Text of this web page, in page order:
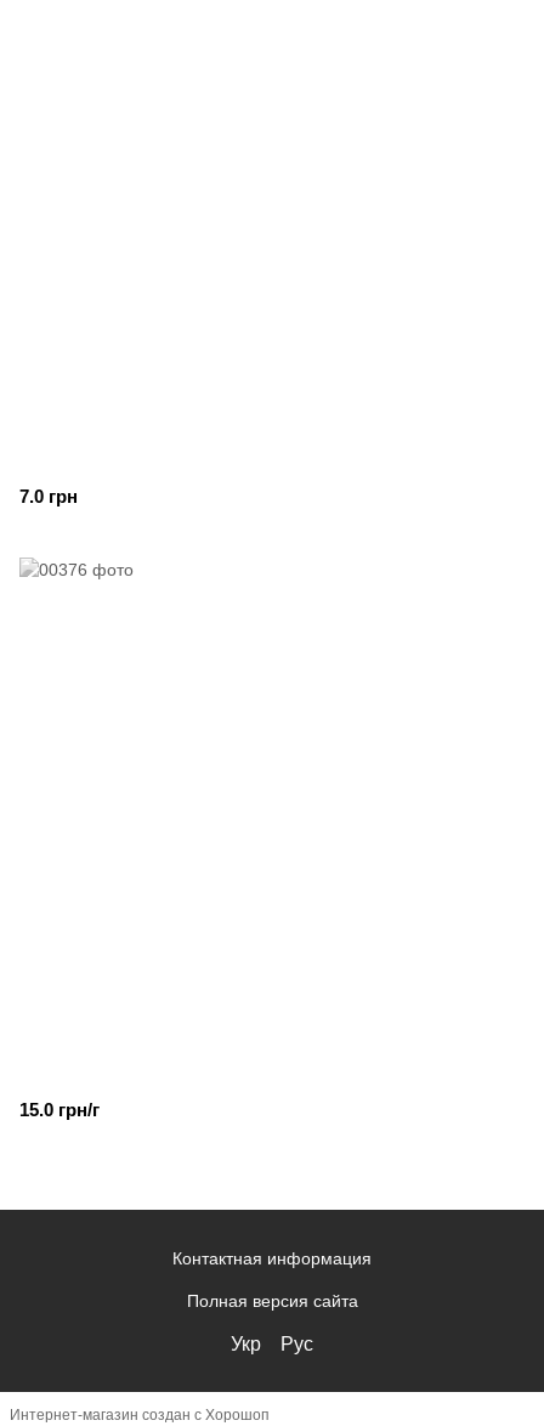
7.0 грн
15.0 грн/г
Контактная информация
Полная версия сайта
Укр Рус
Интернет-магазин создан с Хорошоп